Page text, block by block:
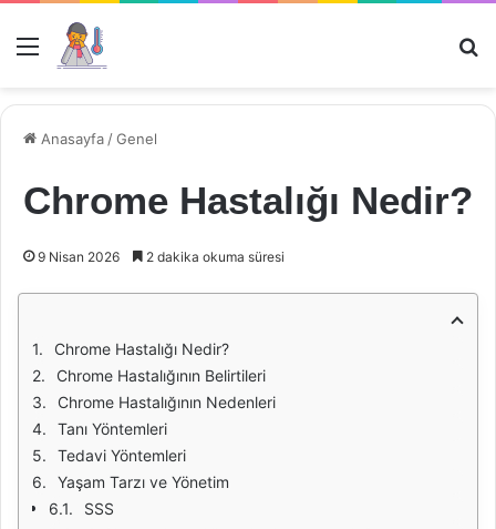
Menü
Anasayfa /Genel
Chrome Hastalığı Nedir?
9 Nisan 2026 2 dakika okuma süresi
Chrome Hastalığı Nedir?
Chrome Hastalığının Belirtileri
Chrome Hastalığının Nedenleri
Tanı Yöntemleri
Tedavi Yöntemleri
Yaşam Tarzı ve Yönetim
SSS